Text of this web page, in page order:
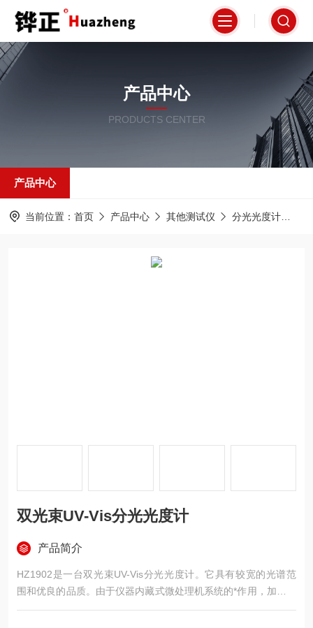
产品中心
PRODUCTS CENTER
产品中心
当前位置： 首页 产品中心 其他测试仪 分光光度计
双光束UV-Vis分光光度计
产品简介
HZ1902是一台双光束UV-Vis分光光度计。它具有较宽的光谱范
围和优良的品质。由于仪器内藏式微处理机系统的*作用，加上优
良的光学、电路系统和合理的机械结构，并采用大屏幕液晶显